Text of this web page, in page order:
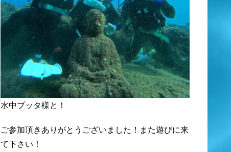
水中ブッタ様と！
ご参加頂きありがとうございました！また遊びに来
て下さい！